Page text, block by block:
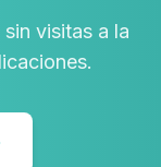
visitas a la